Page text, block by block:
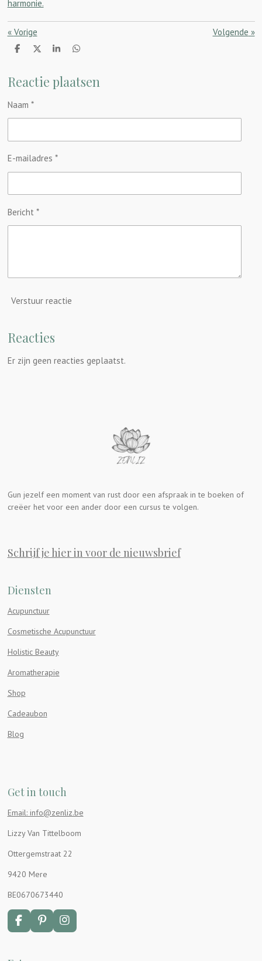
harmonie.
« Vorige Volgende »
D
e
n
D
l
S
r
e
D
e
n
Reactie plaatsen
Naam *
E-mailadres *
Bericht *
Verstuur reactie
Reacties
Er zijn geen reacties geplaatst.
Gun jezelf een moment van rust door een afspraak in te boeken of
creëer het voor een ander door een cursus te volgen.
Schrijf je hier in voor de nieuwsbrief
Diensten
Acupunctuur
Cosmetische Acupunctuur
Holistic Beauty
Aromatherapie
Shop
Cadeaubon
Blog
Get in touch
Email: info@zenliz.be
Lizzy Van Tittelboom
Ottergemstraat 22
9420 Mere
BE0670673440
F
a
P
i
I
n